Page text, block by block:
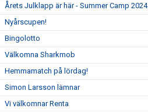
Årets Julklapp är här - Summer Camp 2024
Nyårscupen!
Bingolotto
Välkomna Sharkmob
Hemmamatch på lördag!
Simon Larsson lämnar
Vi välkomnar Renta